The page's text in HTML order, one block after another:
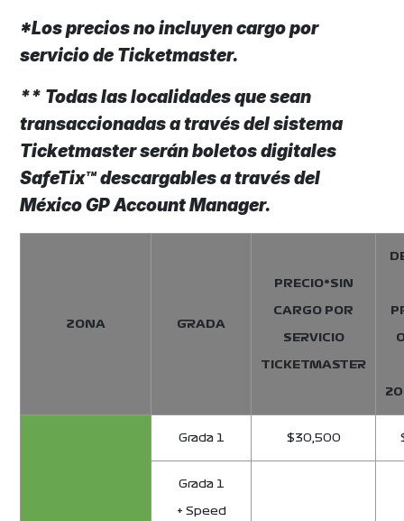
*Los precios no incluyen cargo por
servicio de Ticketmaster.
** Todas las localidades que sean
transaccionadas a través del sistema
Ticketmaster serán boletos digitales
SafeTix™ descargables a través del
México GP Account Manager.
ZONA GRADA
PRECIO*SIN
CARGO POR
SERVICIO
TICKETMASTER
Grada 1 $30,500
Grada 1
+ Speed